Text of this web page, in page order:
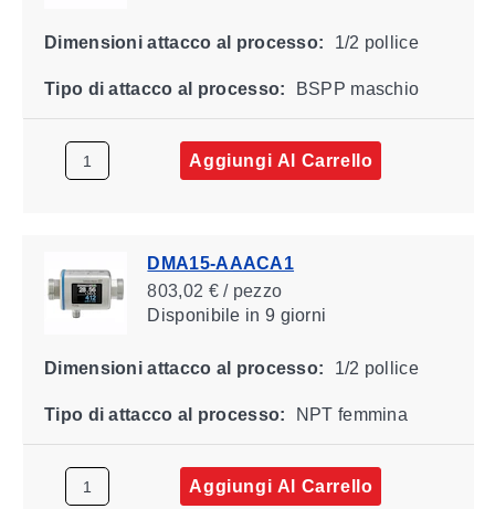
Dimensioni attacco al processo: 1/2 pollice
Tipo di attacco al processo: BSPP maschio
Aggiungi Al Carrello
DMA15-AAACA1
803,02 € / pezzo
Disponibile in 9 giorni
Dimensioni attacco al processo: 1/2 pollice
Tipo di attacco al processo: NPT femmina
Aggiungi Al Carrello